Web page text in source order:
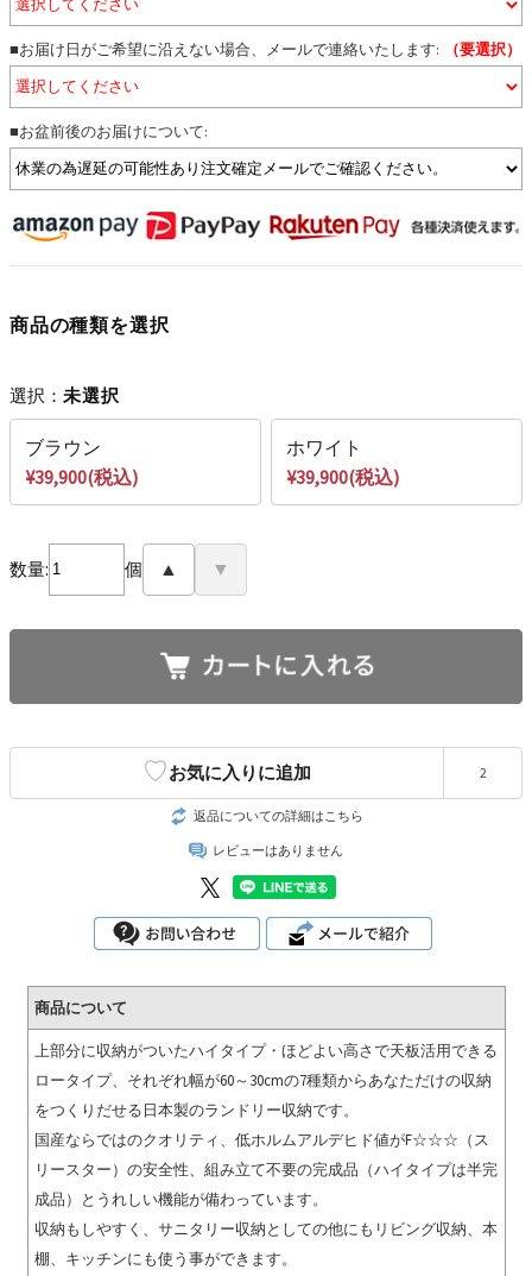
■お届け日がご希望に沿えない場合、メールで連絡いたします: （要選択）
■お盆前後のお届けについて:
商品の種類を選択
選択： 未選択
ブラウン
¥39,900(税込)
ホワイト
¥39,900(税込)
数量: 個 ▲ ▼
♡お気に入りに追加 2
返品についての詳細はこちら
レビューはありません
商品について
上部分に収納がついたハイタイプ・ほどよい高さで天板活用できる
ロータイプ、それぞれ幅が60～30cmの7種類からあなただけの収納
をつくりだせる日本製のランドリー収納です。
国産ならではのクオリティ、低ホルムアルデヒド値がF☆☆☆（ス
リースター）の安全性、組み立て不要の完成品（ハイタイプは半完
成品）とうれしい機能が備わっています。
収納もしやすく、サニタリー収納としての他にもリビング収納、本
棚、キッチンにも使う事ができます。